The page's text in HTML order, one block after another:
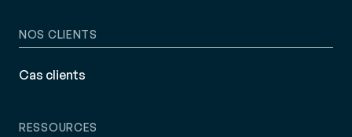
NOS CLIENTS
Cas clients
RESSOURCES